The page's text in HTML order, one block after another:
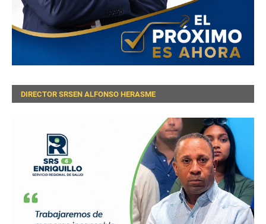
DIRECTOR SRSEN ALFONSO HERASME